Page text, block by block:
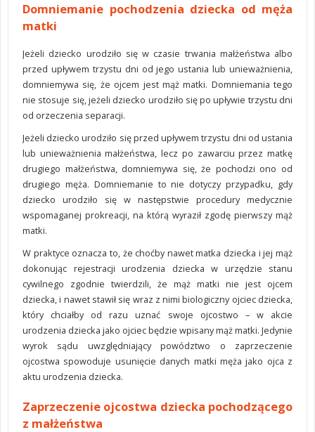
Domniemanie pochodzenia dziecka od męża
matki
Jeżeli dziecko urodziło się w czasie trwania małżeństwa albo
przed upływem trzystu dni od jego ustania lub unieważnienia,
domniemywa się, że ojcem jest mąż matki. Domniemania tego
nie stosuje się, jeżeli dziecko urodziło się po upływie trzystu dni
od orzeczenia separacji.
Jeżeli dziecko urodziło się przed upływem trzystu dni od ustania
lub unieważnienia małżeństwa, lecz po zawarciu przez matkę
drugiego małżeństwa, domniemywa się, że pochodzi ono od
drugiego męża. Domniemanie to nie dotyczy przypadku, gdy
dziecko urodziło się w następstwie procedury medycznie
wspomaganej prokreacji, na którą wyraził zgodę pierwszy mąż
matki.
W praktyce oznacza to, że choćby nawet matka dziecka i jej mąż
dokonując rejestracji urodzenia dziecka w urzędzie stanu
cywilnego zgodnie twierdzili, że mąż matki nie jest ojcem
dziecka, i nawet stawił się wraz z nimi biologiczny ojciec dziecka,
który chciałby od razu uznać swoje ojcostwo – w akcie
urodzenia dziecka jako ojciec będzie wpisany mąż matki. Jedynie
wyrok sądu uwzględniający powództwo o zaprzeczenie
ojcostwa spowoduje usunięcie danych matki męża jako ojca z
aktu urodzenia dziecka.
Zaprzeczenie ojcostwa dziecka pochodzącego
z małżeństwa